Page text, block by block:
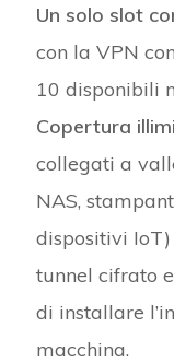
Un solo slot
con la VPN
10 disponibili
Copertura
collegati a
NAS,
dispositivi
tunnel cifrato
di installare
macchina.